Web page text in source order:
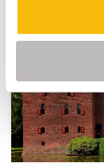
effectief te blijven
Board